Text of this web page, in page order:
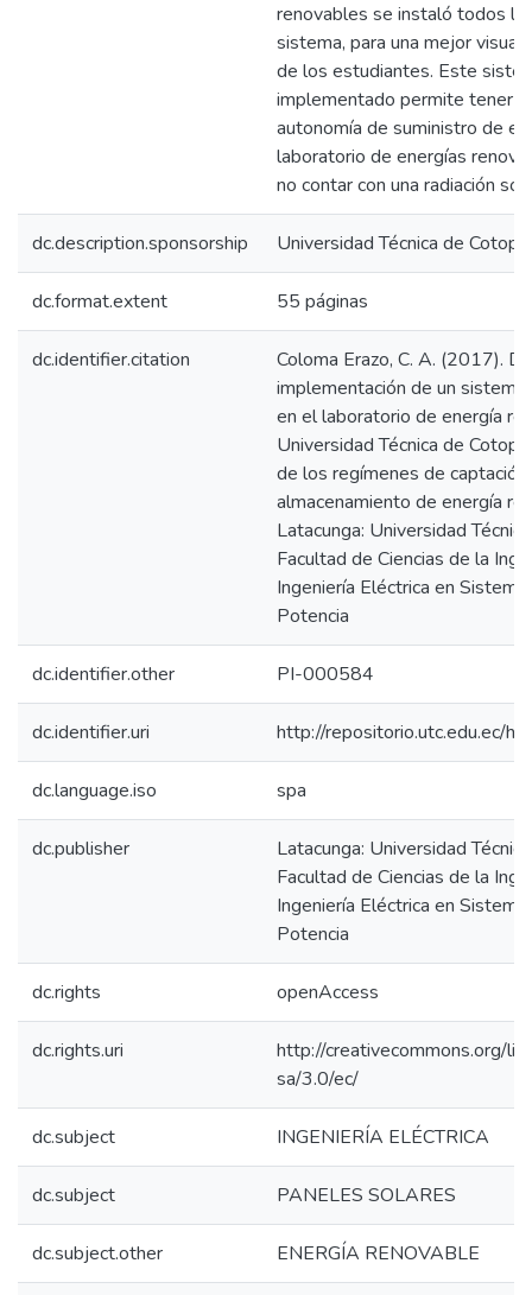
renovables se instaló todos
sistema, para una mejor
de los estudiantes. Este
implementado permite tener
autonomía de suministro de
laboratorio de energías
no contar con una radiación
dc.description.sponsorship Universidad Técnica de
dc.format.extent 55 páginas
dc.identifier.citation
Coloma Erazo, C. A. (2017).
implementación de un
en el laboratorio de energía
Universidad Técnica de
de los regímenes de captación
almacenamiento de energía
Latacunga: Universidad
Facultad de Ciencias de la
Ingeniería Eléctrica en
Potencia
dc.identifier.other PI-000584
dc.identifier.uri http://repositorio.utc.edu.ec/
dc.language.iso spa
dc.publisher
Latacunga: Universidad
Facultad de Ciencias de la
Ingeniería Eléctrica en
Potencia
dc.rights openAccess
dc.rights.uri
http://creativecommons.org/
sa/3.0/ec/
dc.subject INGENIERÍA ELÉCTRICA
dc.subject PANELES SOLARES
dc.subject.other ENERGÍA RENOVABLE